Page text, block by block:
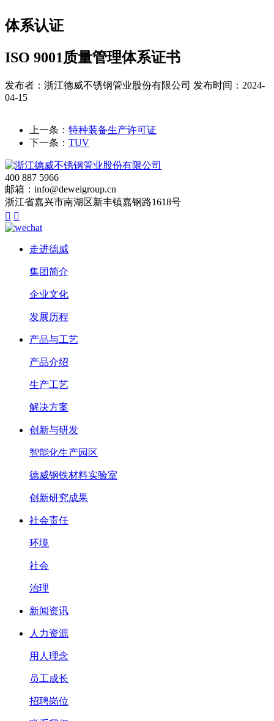
体系认证
ISO 9001质量管理体系证书
发布者：浙江德威不锈钢管业股份有限公司 发布时间：2024-
04-15
上一条： 特种装备生产许可证
下一条： TUV
400 887 5966
邮箱：info@deweigroup.cn
浙江省嘉兴市南湖区新丰镇嘉钢路1618号
 
走进德威
集团简介
企业文化
发展历程
产品与工艺
产品介绍
生产工艺
解决方案
创新与研发
智能化生产园区
德威钢铁材料实验室
创新研究成果
社会责任
环境
社会
治理
新闻资讯
人力资源
用人理念
员工成长
招聘岗位